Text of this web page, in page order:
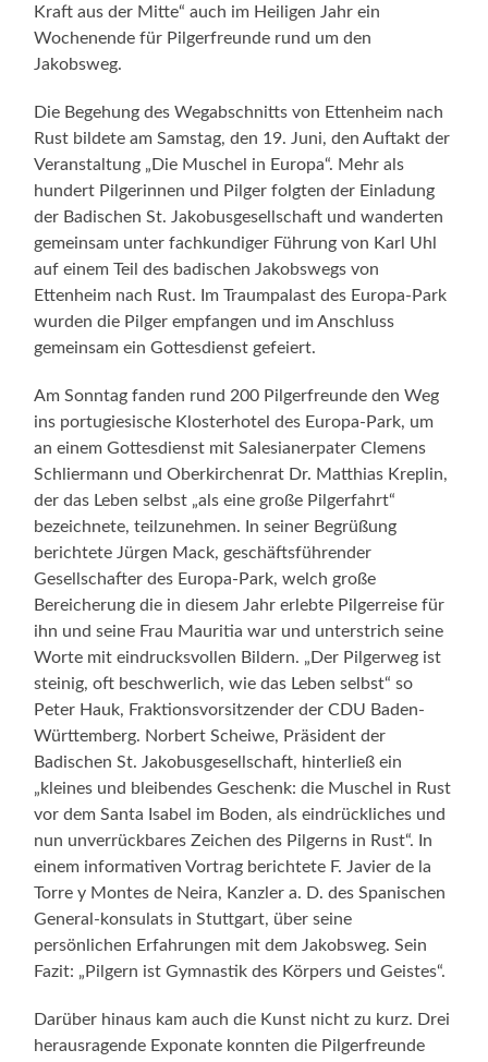
Kraft aus der Mitte“ auch im Heiligen Jahr ein
Wochenende für Pilgerfreunde rund um den
Jakobsweg.
Die Begehung des Wegabschnitts von Ettenheim nach
Rust bildete am Samstag, den 19. Juni, den Auftakt der
Veranstaltung „Die Muschel in Europa“. Mehr als
hundert Pilgerinnen und Pilger folgten der Einladung
der Badischen St. Jakobusgesellschaft und wanderten
gemeinsam unter fachkundiger Führung von Karl Uhl
auf einem Teil des badischen Jakobswegs von
Ettenheim nach Rust. Im Traumpalast des Europa-Park
wurden die Pilger empfangen und im Anschluss
gemeinsam ein Gottesdienst gefeiert.
Am Sonntag fanden rund 200 Pilgerfreunde den Weg
ins portugiesische Klosterhotel des Europa-Park, um
an einem Gottesdienst mit Salesianerpater Clemens
Schliermann und Oberkirchenrat Dr. Matthias Kreplin,
der das Leben selbst „als eine große Pilgerfahrt“
bezeichnete, teilzunehmen. In seiner Begrüßung
berichtete Jürgen Mack, geschäftsführender
Gesellschafter des Europa-Park, welch große
Bereicherung die in diesem Jahr erlebte Pilgerreise für
ihn und seine Frau Mauritia war und unterstrich seine
Worte mit eindrucksvollen Bildern. „Der Pilgerweg ist
steinig, oft beschwerlich, wie das Leben selbst“ so
Peter Hauk, Fraktionsvorsitzender der CDU Baden-
Württemberg. Norbert Scheiwe, Präsident der
Badischen St. Jakobusgesellschaft, hinterließ ein
„kleines und bleibendes Geschenk: die Muschel in Rust
vor dem Santa Isabel im Boden, als eindrückliches und
nun unverrückbares Zeichen des Pilgerns in Rust“. In
einem informativen Vortrag berichtete F. Javier de la
Torre y Montes de Neira, Kanzler a. D. des Spanischen
General-konsulats in Stuttgart, über seine
persönlichen Erfahrungen mit dem Jakobsweg. Sein
Fazit: „Pilgern ist Gymnastik des Körpers und Geistes“.
Darüber hinaus kam auch die Kunst nicht zu kurz. Drei
herausragende Exponate konnten die Pilgerfreunde